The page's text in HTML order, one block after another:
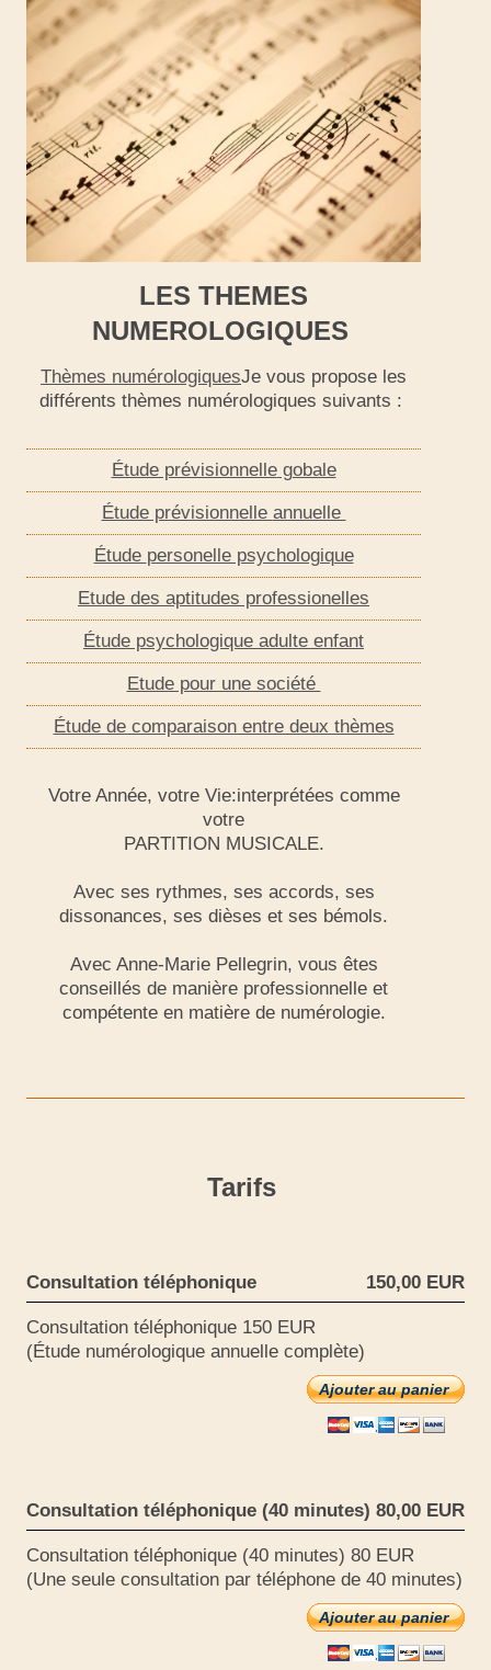
LES THEMES
NUMEROLOGIQUES
Thèmes numérologiquesJe vous propose les
différents thèmes numérologiques suivants :
Étude prévisionnellegobale
Étude prévisionnelle annuelle
Étude personelle psychologique
Etude des aptitudes professionelles
Étude psychologique adulte enfant
Etude pour une société
Étude de comparaison entre deux thèmes
Votre Année, votre Vie:interprétées comme
votre
PARTITION MUSICALE.
Avec ses rythmes, ses accords, ses
dissonances, ses dièses et ses bémols.
Avec Anne-Marie Pellegrin, vous êtes
conseillés de manière professionnelle et
compétente en matière de numérologie.
Tarifs
Consultation téléphonique 150,00 EUR
Consultation téléphonique 150 EUR
(Étude numérologique annuelle complète)
Ajouter au panier
Consultation téléphonique (40 minutes) 80,00 EUR
Consultation téléphonique (40 minutes) 80 EUR
(Une seule consultation par téléphone de 40 minutes)
Ajouter au panier